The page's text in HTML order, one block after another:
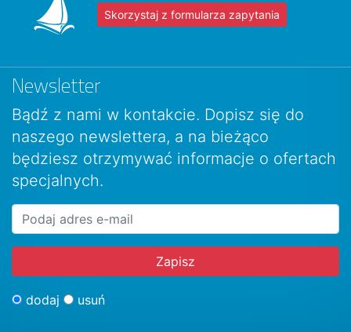
Skorzystaj z formularza zapytania
Newsletter
Bądź z nami w kontakcie. Dopisz się do
naszego newslettera, a na bieżąco
będziesz otrzymywać informacje o ofertach
specjalnych.
dodaj usuń